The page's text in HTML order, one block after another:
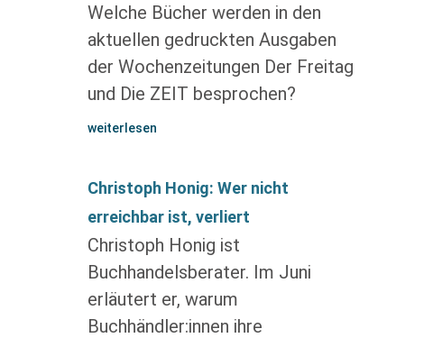
Welche Bücher werden in den
aktuellen gedruckten Ausgaben
der Wochenzeitungen Der Freitag
und Die ZEIT besprochen?
weiterlesen
Christoph Honig: Wer nicht
erreichbar ist, verliert
Christoph Honig ist
Buchhandelsberater. Im Juni
erläutert er, warum
Buchhändler:innen ihre